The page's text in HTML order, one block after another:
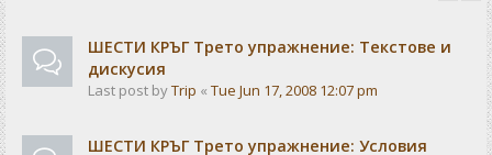
ШЕСТИ КРЪГ Трето упражнение: Текстове и
дискусия
Last post byTrip « Tue Jun 17, 2008 12:07 pm
ШЕСТИ КРЪГ Трето упражнение: Условия